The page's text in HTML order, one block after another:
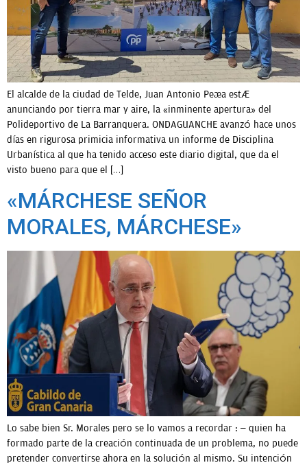
El alcalde de la ciudad de Telde, Juan Antonio Peña está
anunciando por tierra mar y aire, la «inminente apertura» del
Polideportivo de La Barranquera. ONDAGUANCHE avanzó hace unos
días en rigurosa primicia informativa un informe de Disciplina
Urbanística al que ha tenido acceso este diario digital, que da el
visto bueno para que el […]
«MÁRCHESE SEÑOR
MORALES, MÁRCHESE»
Lo sabe bien Sr. Morales pero se lo vamos a recordar : – quien ha
formado parte de la creación continuada de un problema, no puede
pretender convertirse ahora en la solución al mismo. Su intención